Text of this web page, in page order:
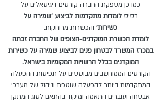
כמו כן מספקת החברה קורסים דיגיטאלים על
בסיסלומדות מתקדמותלביצוע 'שמירה על
כשירות' והכשרות מרוחקות.
לומדת הכשרת המוקדנים-הצופים של החברה זכתה
במכרז המשרד לבטחון פנים לביצוע שמירה על כשירות
המוקדנים בכלל הרשויות המקומיות בישראל.
הקורסים הממוחשבים מבוססים על תפיסות ההפעלה
המתקדמות ביותר להפעלה שוטפת וניהול של מערכי
אבטחה ועוברים התאמה ומיקוד בהתאם לסוג המתקן